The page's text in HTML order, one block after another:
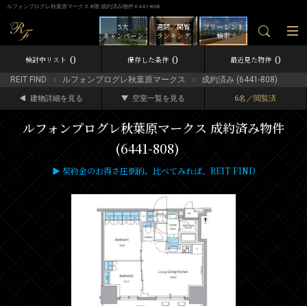
ルフォンプログレ秋葉原マークス 8階 成約済み物件 6441-808
フリーレント
検索
週間／閲覧
ランキング
5大
キャンペーン
検討中リスト 0 保存した条件 0 最近見た物件 0
REIT FIND ルフォンプログレ秋葉原マークス 成約済み (6441-808)
建物詳細を見る 空室一覧を見る 6名／閲覧済
ルフォンプログレ秋葉原マークス 成約済み物件
(6441-808)
▶ 契約金のお得さ圧倒的。比べてみれば、REIT FIND